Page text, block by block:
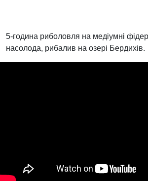
5-година риболовля на медіумні
насолода, рибалив на озері Бердихів.